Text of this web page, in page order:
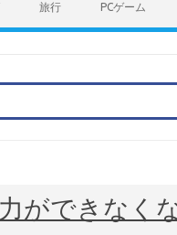
旅行 PCゲーム
ができなく